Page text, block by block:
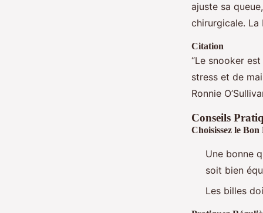
ajuste sa
chirurgicale.
Citation
“Le snooker
stress et de
Ronnie
Conseils
Choisissez le
Une bonne
soit bien
Les billes